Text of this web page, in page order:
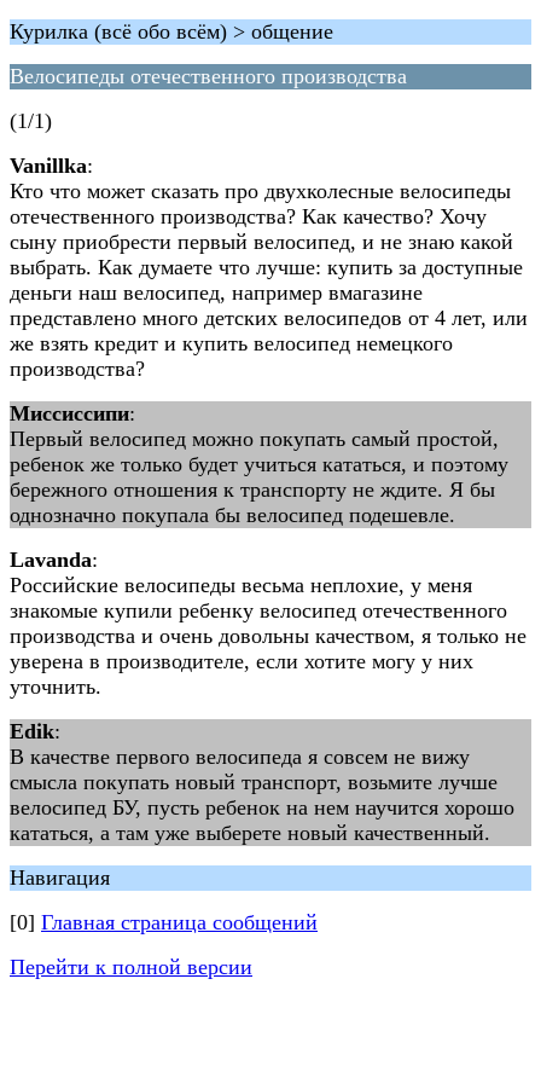
Курилка (всё обо всём) > общение
Велосипеды отечественного производства
(1/1)
Vanillka:
Кто что может сказать про двухколесные велосипеды
отечественного производства? Как качество? Хочу
сыну приобрести первый велосипед, и не знаю какой
выбрать. Как думаете что лучше: купить за доступные
деньги наш велосипед, например вмагазине
представлено много детских велосипедов от 4 лет, или
же взять кредит и купить велосипед немецкого
производства?
Миссиссипи:
Первый велосипед можно покупать самый простой,
ребенок же только будет учиться кататься, и поэтому
бережного отношения к транспорту не ждите. Я бы
однозначно покупала бы велосипед подешевле.
Lavanda:
Российские велосипеды весьма неплохие, у меня
знакомые купили ребенку велосипед отечественного
производства и очень довольны качеством, я только не
уверена в производителе, если хотите могу у них
уточнить.
Edik:
В качестве первого велосипеда я совсем не вижу
смысла покупать новый транспорт, возьмите лучше
велосипед БУ, пусть ребенок на нем научится хорошо
кататься, а там уже выберете новый качественный.
Навигация
[0] Главная страница сообщений
Перейти к полной версии